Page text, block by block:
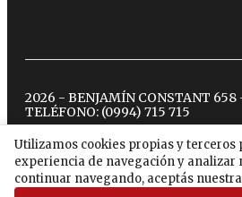
Utilizamos cookies propias y terceros
experiencia de navegación y analizar
continuar navegando, aceptás nuestra
2026 - BENJAMÍN CONSTANT 658
TELÉFONO: (0994) 715 715
twitterinstagram
facebook
tiktok